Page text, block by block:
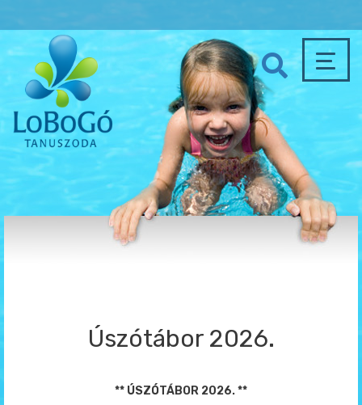
Úszótábor 2026.
** ÚSZÓTÁBOR 2026. **